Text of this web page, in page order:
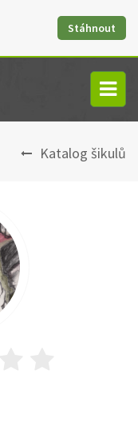
Stáhnout
Katalog šikulů